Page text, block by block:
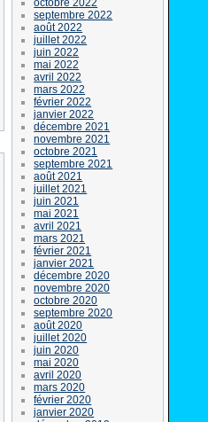
septembre 2022
août 2022
juillet 2022
juin 2022
mai 2022
avril 2022
mars 2022
février 2022
janvier 2022
décembre 2021
novembre 2021
octobre 2021
septembre 2021
août 2021
juillet 2021
juin 2021
mai 2021
avril 2021
mars 2021
février 2021
janvier 2021
décembre 2020
novembre 2020
octobre 2020
septembre 2020
août 2020
juillet 2020
juin 2020
mai 2020
avril 2020
mars 2020
février 2020
janvier 2020